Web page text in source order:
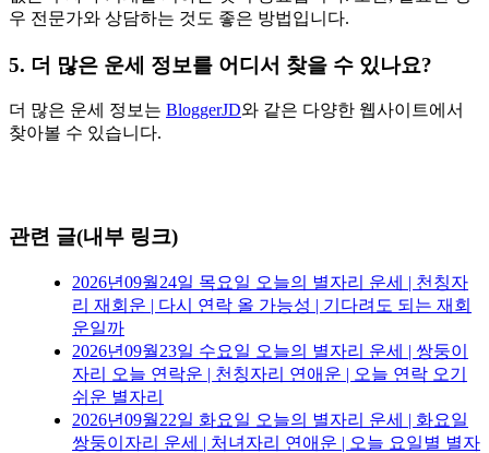
우 전문가와 상담하는 것도 좋은 방법입니다.
5. 더 많은 운세 정보를 어디서 찾을 수 있나요?
더 많은 운세 정보는 BloggerJD와 같은 다양한 웹사이트에서
찾아볼 수 있습니다.
관련 글(내부 링크)
2026년09월24일 목요일 오늘의 별자리 운세 | 천칭자
리 재회운 | 다시 연락 올 가능성 | 기다려도 되는 재회
운일까
2026년09월23일 수요일 오늘의 별자리 운세 | 쌍둥이
자리 오늘 연락운 | 천칭자리 연애운 | 오늘 연락 오기
쉬운 별자리
2026년09월22일 화요일 오늘의 별자리 운세 | 화요일
쌍둥이자리 운세 | 처녀자리 연애운 | 오늘 요일별 별자